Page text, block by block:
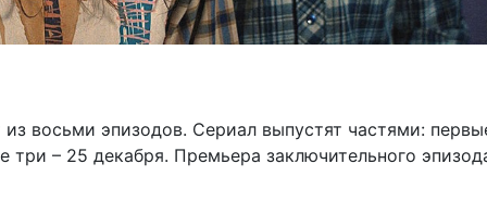
восьми эпизодов. Сериал выпустят частями:
– 25 декабря. Премьера заключительного